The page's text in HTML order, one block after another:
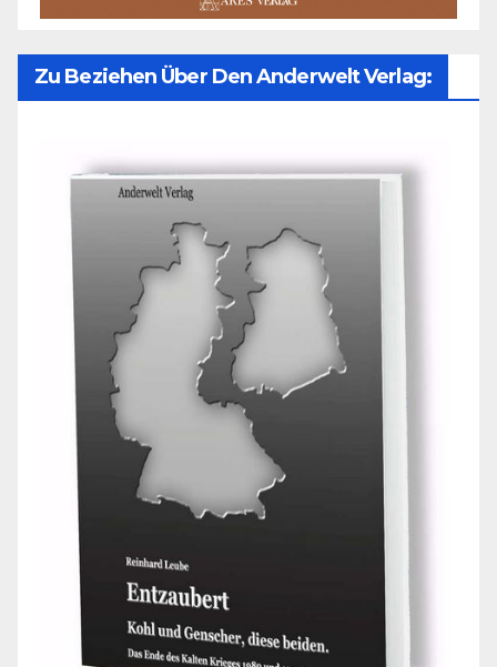
Zu Beziehen Über Den Anderwelt Verlag: